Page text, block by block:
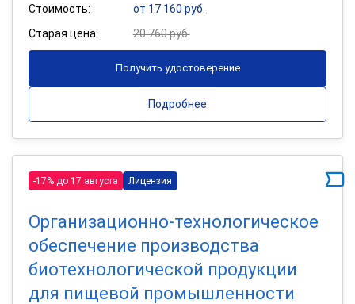
Стоимость:
от 17 160 руб.
Старая цена:
20 760 руб.
Получить удостоверение
Подробнее
-17% до 17 августа Лицензия
Организационно-технологическое
обеспечение производства
биотехнологической продукции
для пищевой промышленности